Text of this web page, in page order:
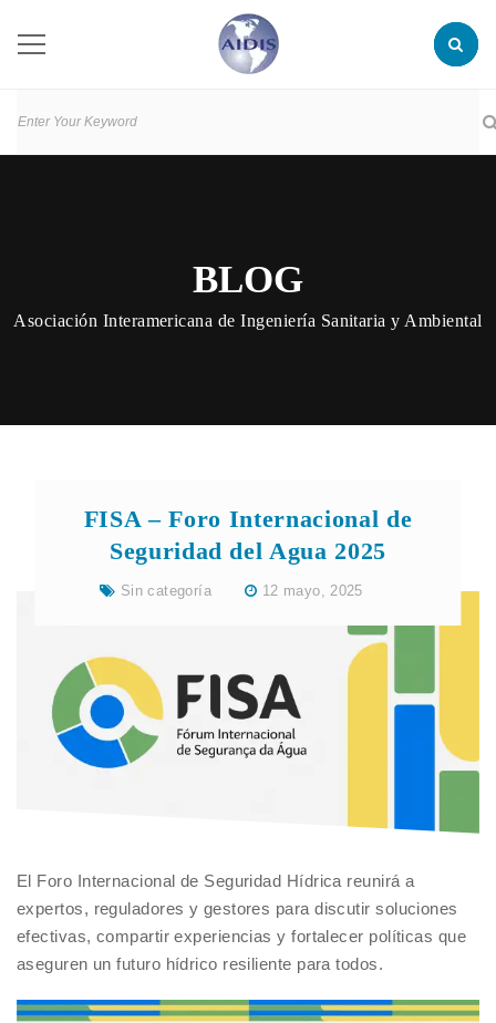
BLOG
Asociación Interamericana de Ingeniería Sanitaria y Ambiental
FISA – Foro Internacional de
Seguridad del Agua 2025
Sin categoría 12 mayo, 2025
El Foro Internacional de Seguridad Hídrica reunirá a
expertos, reguladores y gestores para discutir soluciones
efectivas, compartir experiencias y fortalecer políticas que
aseguren un futuro hídrico resiliente para todos.